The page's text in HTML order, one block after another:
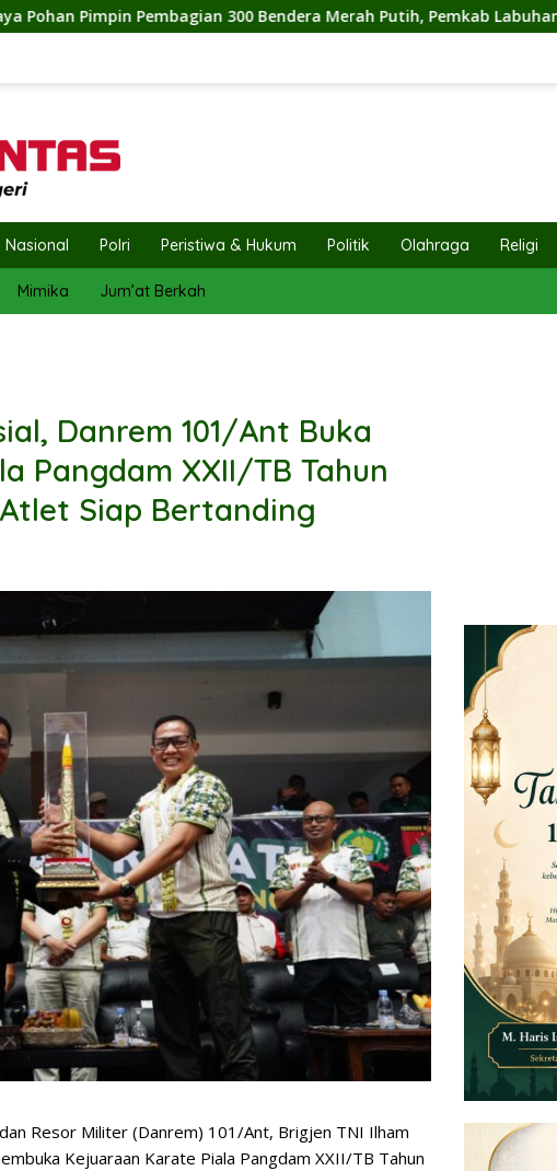
Bendera Merah Putih, Pemkab Labuhanbatu Semarakkan HUT RI ke-81
Nasional Polri Peristiwa & Hukum Politik Olahraga Religi
Mimika Jum’at Berkah
Danrem 101/Ant Buka
Pangdam XXII/TB Tahun
Atlet Siap Bertanding
Resor Militer (Danrem) 101/Ant, Brigjen TNI Ilham
Kejuaraan Karate Piala Pangdam XXII/TB Tahun